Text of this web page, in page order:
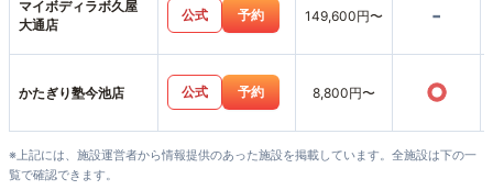
マイボディラボ久屋
大通店
公式 予約 149,600円〜 -
かたぎり塾今池店 公式 予約 8,800円〜 ○
※上記には、施設運営者から情報提供のあった施設を掲載しています。全施設は下の一
覧で確認できます。